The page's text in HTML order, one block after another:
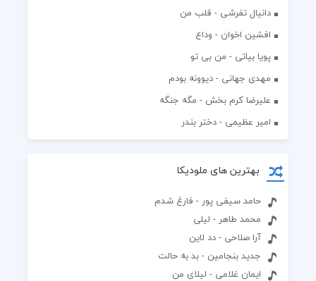
دانیال تفرشی - قلب من
افشين اخوان - وداع
پویا بیاتی - من بی تو
مهدی جهانی - دیوونه بودم
علیرضا کرم بخش - مگه جنگه
امیر عظیمی - دختر بندر
بهترین های ملودیکا
حامد سیفی پور - فارغ شدم
محمد طاهر - لیلی
آرا صلاحی - دد لاین
جدید بنجامین - بد به حالت
ایمان غلامی - لیلای من